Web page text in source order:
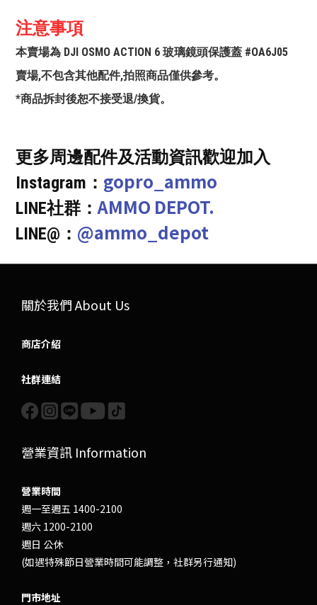
注意事項
本賣場為 DJI OSMO ACTION 6 玻璃鏡頭保護蓋 #OA6J05
賣場,不包含其他配件,拍照商品僅供參考。
*商品拆封後恕不接受退/換貨。
更多周邊配件及活動資訊歡迎加入
Instagram： gopro_ammo
LINE社群：AMMO DEPOT.
LINE@： @ammo_depot
關於我們 About Us
商店介紹
社群連結
營業資訊 Information
營業時間
週一至週五 1400-2100
週六 1200-2100
週日 公休
(如遇特殊節日營業時間可能調整，社群另行通知)
門市地址